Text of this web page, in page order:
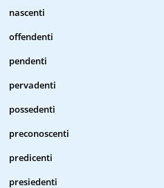
nascenti
offendenti
pendenti
pervadenti
possedenti
preconoscenti
predicenti
presiedenti